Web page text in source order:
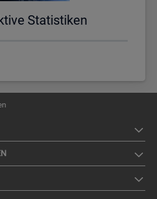
Sta­tis­ti­ken